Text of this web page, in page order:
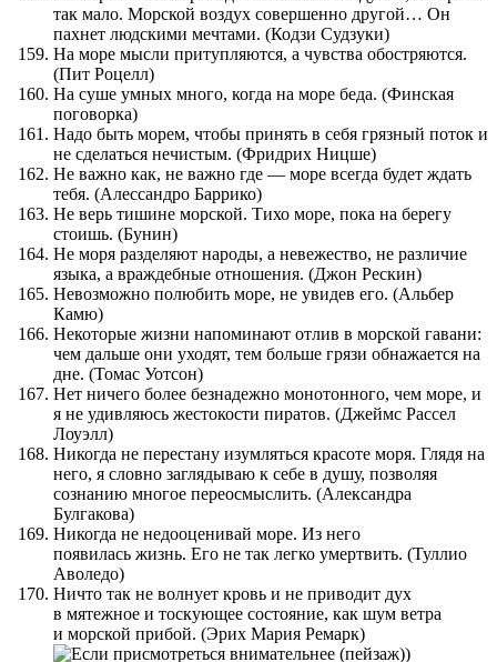
так мало. Морской воздух совершенно другой… Он
пахнет людскими мечтами. (Кодзи Судзуки)
На море мысли притупляются, а чувства обостряются.
(Пит Роцелл)
На суше умных много, когда на море беда. (Финская
поговорка)
Надо быть морем, чтобы принять в себя грязный поток и
не сделаться нечистым. (Фридрих Ницше)
Не важно как, не важно где — море всегда будет ждать
тебя. (Алессандро Баррико)
Не верь тишине морской. Тихо море, пока на берегу
стоишь. (Бунин)
Не моря разделяют народы, а невежество, не различие
языка, а враждебные отношения. (Джон Рескин)
Невозможно полюбить море, не увидев его. (Альбер
Камю)
Некоторые жизни напоминают отлив в морской гавани:
чем дальше они уходят, тем больше грязи обнажается на
дне. (Томас Уотсон)
Нет ничего более безнадежно монотонного, чем море, и
я не удивляюсь жестокости пиратов. (Джеймс Рассел
Лоуэлл)
Никогда не перестану изумляться красоте моря. Глядя на
него, я словно заглядываю к себе в душу, позволяя
сознанию многое переосмыслить. (Александра
Булгакова)
Никогда не недооценивай море. Из него
появилась жизнь. Его не так легко умертвить. (Туллио
Аволедо)
Ничто так не волнует кровь и не приводит дух
в мятежное и тоскующее состояние, как шум ветра
и морской прибой. (Эрих Мария Ремарк)